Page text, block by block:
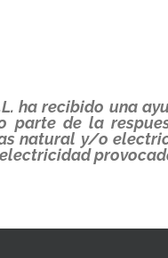
ha recibido una
parte de la
natural y/o